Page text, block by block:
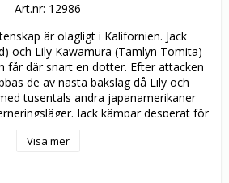
Art.nr: 12986
är olagligt i Kalifornien. Jack
och Lily Kawamura (Tamlyn Tomita)
får där snart en dotter. Efter attacken
de av nästa bakslag då Lily och
tusentals andra japanamerikaner
Jack kämpar desperat för
Visa mer